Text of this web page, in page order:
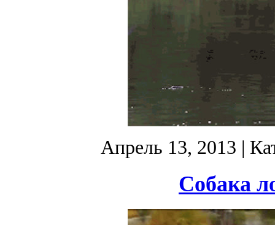
Апрель 13, 2013 |
Собака